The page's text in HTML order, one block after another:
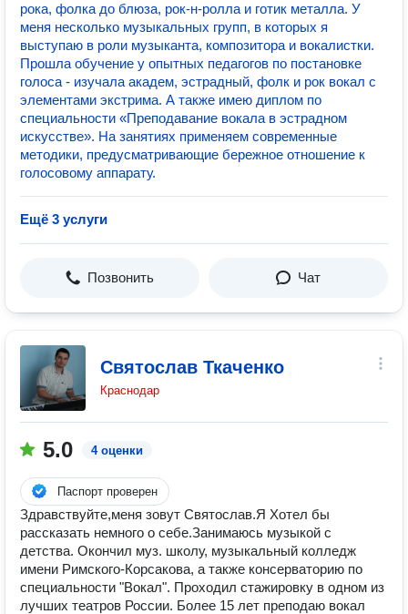
рока, фолка до блюза, рок-н-ролла и готик металла. У
меня несколько музыкальных групп, в которых я
выступаю в роли музыканта, композитора и вокалистки.
Прошла обучение у опытных педагогов по постановке
голоса - изучала академ, эстрадный, фолк и рок вокал с
элементами экстрима. А также имею диплом по
cпециальности «Преподавание вокала в эстрадном
искусстве». На занятиях применяем современные
методики, предусматривающие бережное отношение к
голосовому аппарату.
Ещё 3 услуги
Позвонить Чат
Святослав Ткаченко
Краснодар
5.0 4 оценки
Паспорт проверен
Здравствуйте,меня зовут Святослав.Я Хотел бы
рассказать немного о себе.Занимаюсь музыкой с
детства. Окончил муз. школу, музыкальный колледж
имени Римского-Корсакова, а также консерваторию по
специальности "Вокал". Проходил стажировку в одном из
лучших театров России. Более 15 лет преподаю вокал